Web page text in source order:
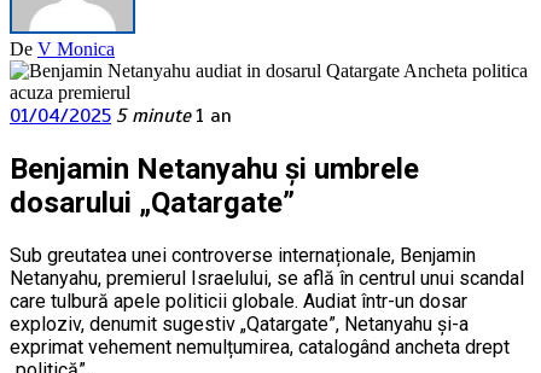
De V Monica
01/04/2025 5 minute 1 an
Benjamin Netanyahu și umbrele
dosarului „Qatargate”
Sub greutatea unei controverse internaționale, Benjamin
Netanyahu, premierul Israelului, se află în centrul unui scandal
care tulbură apele politicii globale. Audiat într-un dosar
exploziv, denumit sugestiv „Qatargate”, Netanyahu și-a
exprimat vehement nemulțumirea, catalogând ancheta drept